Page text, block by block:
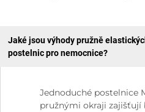
Jaké jsou výhody pružně
postelnic pro nemocnice?
Jednoduché postelnice
pružnými okraji zajišťují